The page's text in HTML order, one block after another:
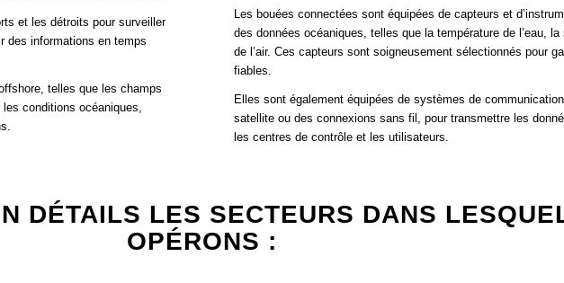
et les détroits pour surveiller
des informations en temps
telles que les champs
conditions océaniques,
Les bouées connectées sont équipées de capteurs et
des données océaniques, telles que la température de l’eau,
de l’air. Ces capteurs sont soigneusement sélectionnés pour
fiables.
Elles sont également équipées de systèmes de
satellite ou des connexions sans fil, pour transmettre les
les centres de contrôle et les utilisateurs.
DÉTAILS LES SECTEURS DANS
OPÉRONS :